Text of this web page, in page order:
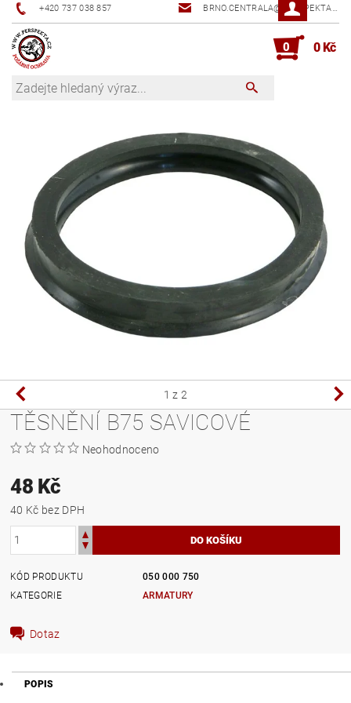
+420 737 038 857 BRNO.CENTRALA@PERSPEKTA.CZ
0 0 Kč
1 z 2
TĚSNĚNÍ B75 SAVICOVÉ
Neohodnoceno
48 Kč
40 Kč bez DPH
KÓD PRODUKTU
050 000 750
KATEGORIE
ARMATURY
Dotaz
POPIS